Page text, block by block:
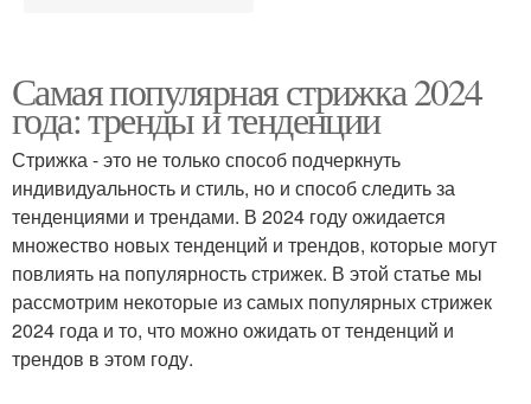
Самая популярная стрижка 2024
года: тренды и тенденции
Стрижка - это не только способ подчеркнуть
индивидуальность и стиль, но и способ следить за
тенденциями и трендами. В 2024 году ожидается
множество новых тенденций и трендов, которые могут
повлиять на популярность стрижек. В этой статье мы
рассмотрим некоторые из самых популярных стрижек
2024 года и то, что можно ожидать от тенденций и
трендов в этом году.